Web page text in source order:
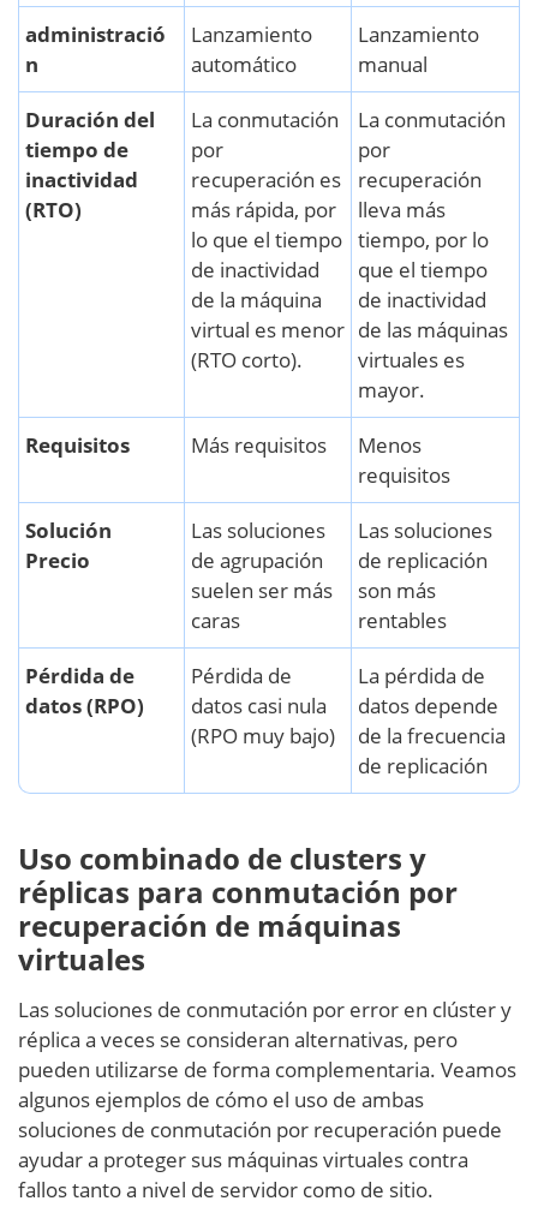
administració
n
Lanzamiento
automático
Lanzamiento
manual
Duración del
tiempo de
inactividad
(RTO)
La conmutación
por
recuperación es
más rápida, por
lo que el tiempo
de inactividad
de la máquina
virtual es menor
(RTO corto).
La conmutación
por
recuperación
lleva más
tiempo, por lo
que el tiempo
de inactividad
de las máquinas
virtuales es
mayor.
Requisitos
Más requisitos
Menos
requisitos
Solución
Precio
Las soluciones
de agrupación
suelen ser más
caras
Las soluciones
de replicación
son más
rentables
Pérdida de
datos (RPO)
Pérdida de
datos casi nula
(RPO muy bajo)
La pérdida de
datos depende
de la frecuencia
de replicación
Uso combinado de clusters y
réplicas para conmutación por
recuperación de máquinas
virtuales
Las soluciones de conmutación por error en clúster y
réplica a veces se consideran alternativas, pero
pueden utilizarse de forma complementaria. Veamos
algunos ejemplos de cómo el uso de ambas
soluciones de conmutación por recuperación puede
ayudar a proteger sus máquinas virtuales contra
fallos tanto a nivel de servidor como de sitio.